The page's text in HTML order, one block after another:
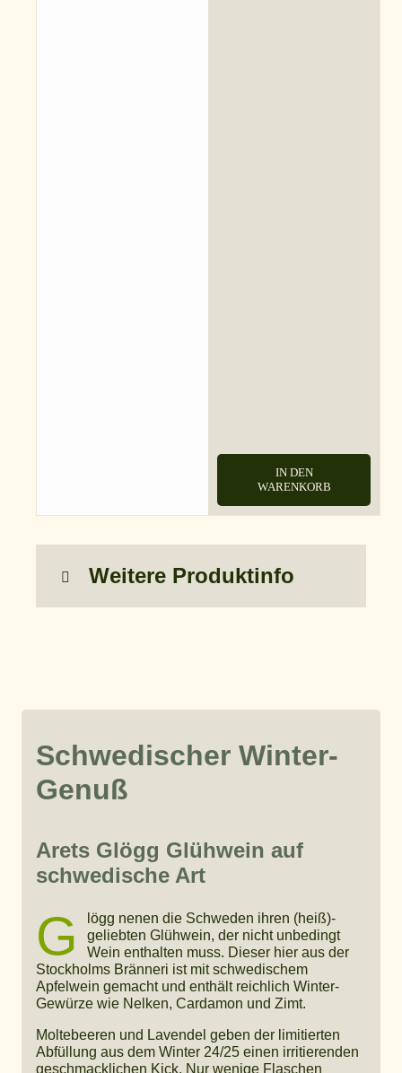
IN DEN
WARENKORB
Weitere Produktinfo
Schwedischer Winter-
Genuß
Arets Glögg Glühwein auf
schwedische Art
G
lögg nenen die Schweden ihren (heiß)-
geliebten Glühwein, der nicht unbedingt
Wein enthalten muss. Dieser hier aus der
Stockholms Bränneri ist mit schwedischem
Apfelwein gemacht und enthält reichlich Winter-
Gewürze wie Nelken, Cardamon und Zimt.
Moltebeeren und Lavendel geben der limitierten
Abfüllung aus dem Winter 24/25 einen irritierenden
geschmacklichen Kick. Nur wenige Flaschen